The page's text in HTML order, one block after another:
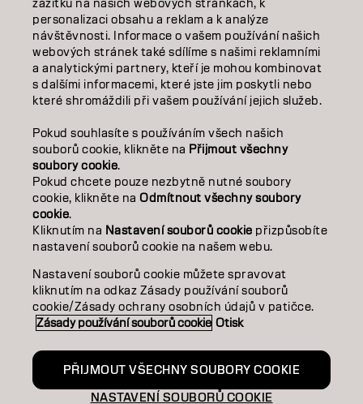
O NÁS
SALON FINDER
STAŇTE SE PARTNEREM
KONTAKTUJTE NÁS
KontaktZásady ochrany osobních údajů
Zásady používání souborů cookie
Přístupnost
Závazek k udržitelnosti
CZ | CZECH
zážitku na našich webových stránkách, k
personalizaci obsahu a reklam a k analýze
návštěvnosti. Informace o vašem používání našich
webových stránek také sdílíme s našimi reklamními
a analytickými partnery, kteří je mohou kombinovat
s dalšími informacemi, které jste jim poskytli nebo
které shromáždili při vašem používání jejich služeb.
Pokud souhlasíte s používáním všech našich
souborů cookie, klikněte na Přijmout všechny
soubory cookie.
Pokud chcete pouze nezbytně nutné soubory
cookie, klikněte naOdmítnout všechny soubory
cookie.
Kliknutím na Nastavení souborů cookie přizpůsobíte
nastavení souborů cookie na našem webu.
Nastavení souborů cookie můžete spravovat
kliknutím na odkaz Zásady používání souborů
cookie/Zásady ochrany osobních údajů v patičce.
Zásady používání souborů cookie Otisk
NASTAVENÍ SOUBORŮ COOKIE
PŘIJMOUT VŠECHNY SOUBORY COOKIE